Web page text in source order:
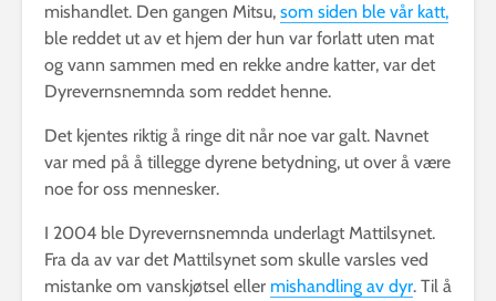
mishandlet. Den gangen Mitsu, som siden ble vår katt,
ble reddet ut av et hjem der hun var forlatt uten mat
og vann sammen med en rekke andre katter, var det
Dyrevernsnemnda som reddet henne.
Det kjentes riktig å ringe dit når noe var galt. Navnet
var med på å tillegge dyrene betydning, ut over å være
noe for oss mennesker.
I 2004 ble Dyrevernsnemnda underlagt Mattilsynet.
Fra da av var det Mattilsynet som skulle varsles ved
mistanke om vanskjøtsel eller mishandling av dyr. Til å